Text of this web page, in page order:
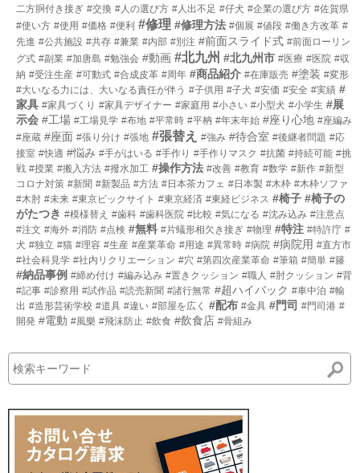
二方胴付き接ぎ #交換 #人の選び方 #人出不足 #仔犬 #企業の選び方 #佐賀県
#使い方 #使用 #価格 #便利 #修理 #修理方法 #個展 #値段 #働き方改革 #
先進 #公共施設 #共存 #兼業 #内部 #別注 #前面スライド式 #前面ローリン
グ式 #副業 #加唐島 #勉強会 #動画 #北九州 #北九州市 #医療 #医院 #収
納 #受注生産 #可動式 #合成皮革 #周年 #商品紹介 #在庫販売 #塗装 #変形
#大いなる力には、大いなる責任が伴う #子供用 #子犬 #安価 #安全 #実績 #
家具 #家具づくり #家具デザイナー #家庭用 #小さい #小型犬 #小学生 #展
示会 #工場 #工場見学 #布地 #平常時 #平枘 #年末年始 #座り心地 #座編み
#座蔵 #座面 #張り分け #張地 #張替え #強み #待合室 #後継者問題 #応
接室 #快適 #悩み #手がはいる #手作り #手作りマスク #抗菌 #持続可能 #挑
戦 #授業 #搬入方法 #撥水加工 #操作方法 #改善 #教育 #数学 #新作 #新型
コロナ対策 #新聞 #新製品 #方法 #日本茶カフェ #日本製 #木枠 #木枠ソファ
#木肘 #未来 #東京ビックサイト #東京経済 #東経ビジネス #椅子 #椅子の
がたつき #模様替え #歯科 #歯科医院 #比較 #気になる #沈み込み #注意点
#注文 #海外 #消防 #点検 #無料 #片蟻形相欠き接ぎ #物理 #特注 #特許庁 #
犬 #独立 #猫 #理容 #生産 #産業革命 #用途 #異常時 #病院 #病院用 #直方市
#社会科見学 #社内リクリエーション #穴 #第四次産業革命 #筆箱 #簡単 #籐
#納品事例 #締め付け #編み込み #置きクッション #職人 #肘クッション #背
#記事 #診察用 #試作品 #読売新聞 #諸行無常 #超ハイバック #車中泊 #輸
出 #造形芸術学校 #道具 #違い #部屋を広く #配布 #金具 #門司 #門司港 #
開発 #電動 #風樂 #飛沫防止 #飲食 #飲食店 #骨組み